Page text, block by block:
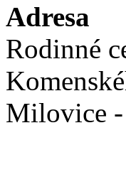
Adresa
Rodinné
Milovice